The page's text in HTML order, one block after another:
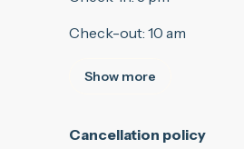
Check-out: 10 am
Show more
Cancellation policy